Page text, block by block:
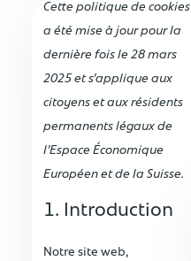
Cette politique de cookies
a été mise à jour pour la
dernière fois le 28 mars
2025 et s’applique aux
citoyens et aux résidents
permanents légaux de
l’Espace Économique
Européen et de la Suisse.
1. Introduction
Notre site web,